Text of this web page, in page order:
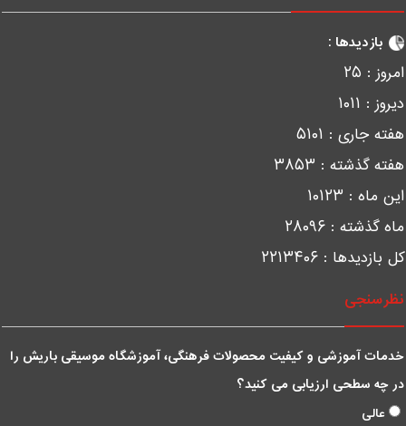
بازدیدها :
: ۲۵
: ۱۰۱۱
جاری : ۵۱۰۱
گذشته : ۳۸۵۳
ماه : ۱۰۱۲۳
گذشته : ۲۸۰۹۶
بازدیدها : ۲۲۱۳۴۰۶
آموزشی و کیفیت محصولات فرهنگی، آموزشگاه موسیقی باریش را
چه سطحی ارزیابی می کنید؟
عالی